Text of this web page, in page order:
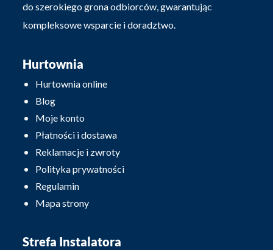
do szerokiego grona odbiorców, gwarantując
kompleksowe wsparcie i doradztwo.
Hurtownia
Hurtownia online
Blog
Moje konto
Płatności i dostawa
Reklamacje i zwroty
Polityka prywatności
Regulamin
Mapa strony
Strefa Instalatora